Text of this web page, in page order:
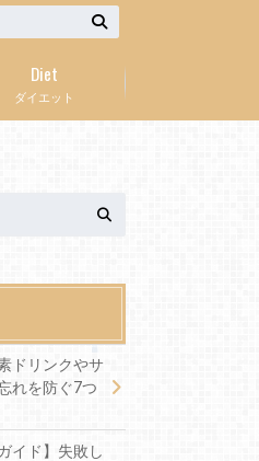
ダイエット
Diet
ドリンクやサ
れを防ぐ7つ
イド】失敗し